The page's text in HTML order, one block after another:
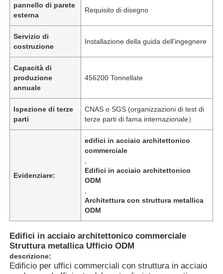
Prodotti
Video
pannello di parete
esterna
Requisito di disegno
Servizio di
costruzione
Installazione della guida dell'ingegnere
Capacità di
produzione
annuale
456200 Tonnellate
Ispezione di terze
parti
CNAS o SGS (organizzazioni di test di
terze parti di fama internazionale）
Evidenziare:
edifici in acciaio architettonico
commerciale
Edifici in acciaio architettonico
ODM
Architettura con struttura metallica
ODM
Edifici in acciaio architettonico commerciale
Struttura metallica Ufficio ODM
descrizione:
Edificio per uffici commerciali con struttura in acciaio